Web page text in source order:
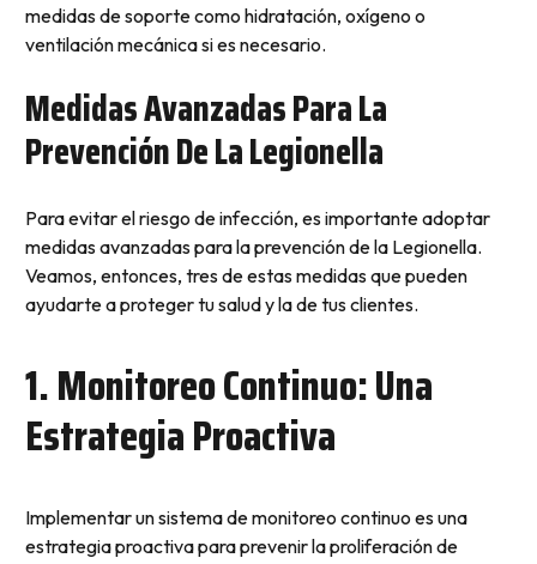
medidas de soporte como hidratación, oxígeno o
ventilación mecánica si es necesario.
Medidas Avanzadas Para La
Prevención De La Legionella
Para evitar el riesgo de infección, es importante adoptar
medidas avanzadas para la prevención de la Legionella.
Veamos, entonces, tres de estas medidas que pueden
ayudarte a proteger tu salud y la de tus clientes.
1. Monitoreo Continuo: Una
Estrategia Proactiva
Implementar un sistema de monitoreo continuo es una
estrategia proactiva para prevenir la proliferación de